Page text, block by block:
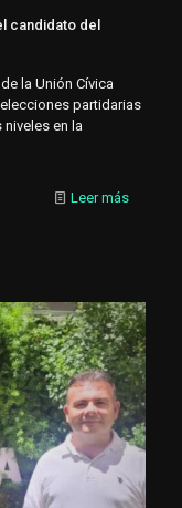
candidato del
la Unión Cívica
partidarias
en la
Leer más